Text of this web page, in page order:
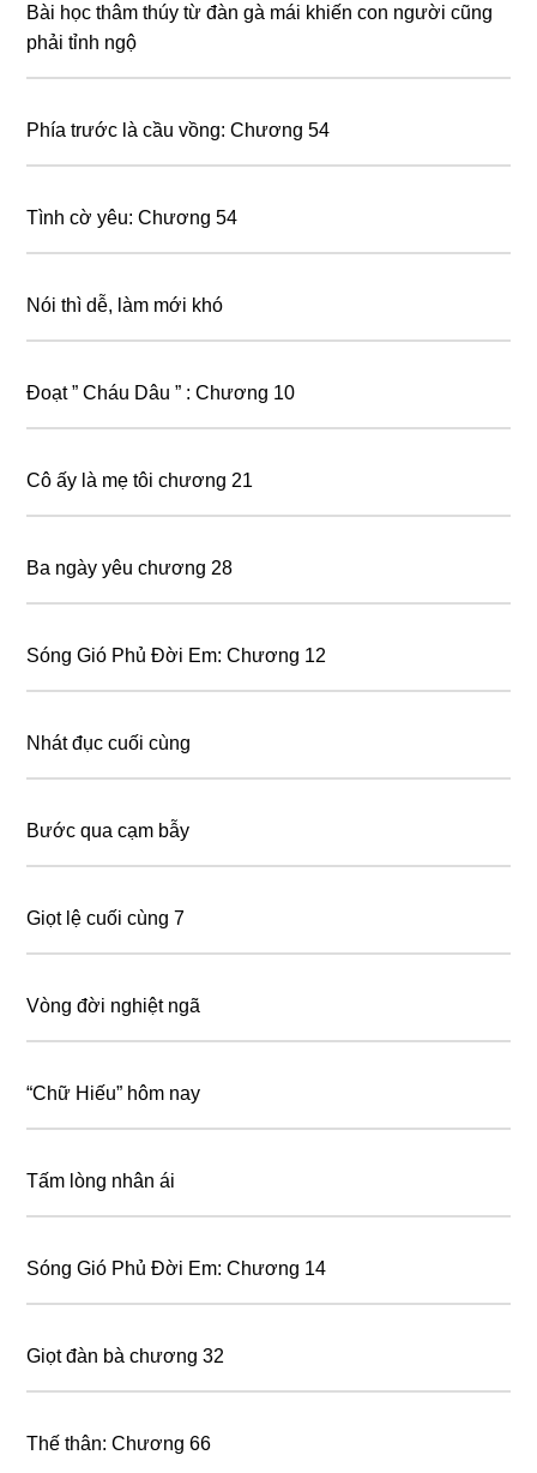
Bài học thâm thúy từ đàn gà mái khiến con người cũng
phải tỉnh ngộ
Phía trước là cầu vồng: Chương 54
Tình cờ yêu: Chương 54
Nói thì dễ, làm mới khó
Đoạt ” Cháu Dâu ” : Chương 10
Cô ấy là mẹ tôi chương 21
Ba ngày yêu chương 28
Sóng Gió Phủ Đời Em: Chương 12
Nhát đục cuối cùng
Bước qua cạm bẫy
Giọt lệ cuối cùng 7
Vòng đời nghiệt ngã
“Chữ Hiếu” hôm nay
Tấm lòng nhân ái
Sóng Gió Phủ Đời Em: Chương 14
Giọt đàn bà chương 32
Thế thân: Chương 66